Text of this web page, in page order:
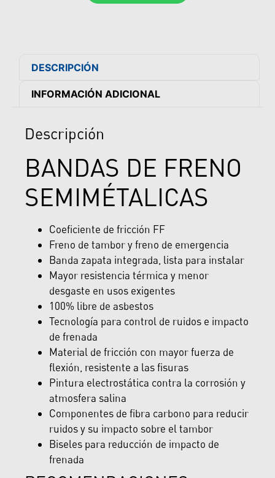
DESCRIPCIÓN
INFORMACIÓN ADICIONAL
Descripción
BANDAS DE FRENO
SEMIMÉTALICAS
Coeficiente de fricción FF
Freno de tambor y freno de emergencia
Banda zapata integrada, lista para instalar
Mayor resistencia térmica y menor
desgaste en usos exigentes
100% libre de asbestos
Tecnología para control de ruidos e impacto
de frenada
Material de fricción con mayor fuerza de
flexión, resistente a las fisuras
Pintura electrostática contra la corrosión y
atmosfera salina
Componentes de fibra carbono para reducir
ruidos y su impacto sobre el tambor
Biseles para reducción de impacto de
frenada